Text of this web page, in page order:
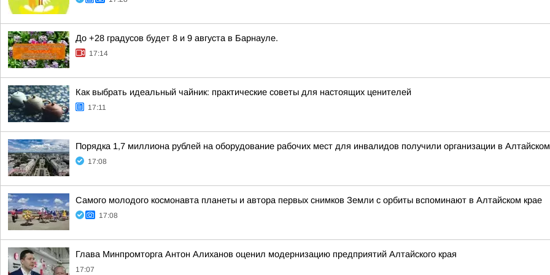
До +28 градусов будет 8 и 9 августа в Барнауле.
17:14
Как выбрать идеальный чайник: практические советы для настоящих ценителей
17:11
Порядка 1,7 миллиона рублей на оборудование рабочих мест для инвалидов получили организации в
17:08
Самого молодого космонавта планеты и автора первых снимков Земли с орбиты вспоминают в Алтайском крае
17:08
Глава Минпромторга Антон Алиханов оценил модернизацию предприятий Алтайского края
17:07